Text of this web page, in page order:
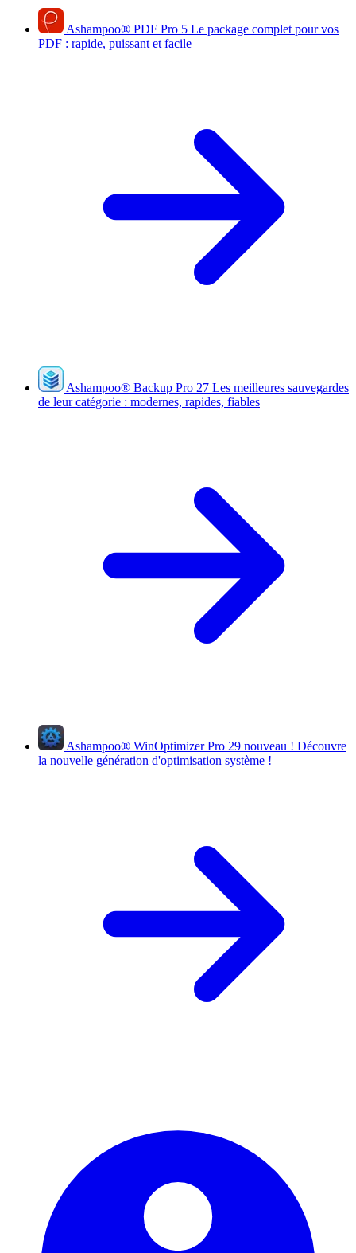
Ashampoo® PDF Pro 5 Le package complet pour vos
PDF : rapide, puissant et facile
Ashampoo® Backup Pro 27 Les meilleures sauvegardes
de leur catégorie : modernes, rapides, fiables
Ashampoo® WinOptimizer Pro 29 nouveau ! Découvre
la nouvelle génération d'optimisation système !